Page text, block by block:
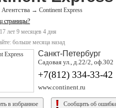
Агентства → Continent Express
страницы?
лет 9 месяцев 4 дня
больше месяца назад
Санкт-Петербург
Садовая ул., д.22/2, оф.302
+7(812) 334-33-42
www.continent.ru
в избранное Сообщить об